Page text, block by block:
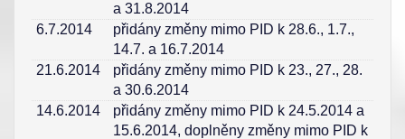
a 31.8.2014
6.7.2014
přidány změny mimo PID k 28.6., 1.7.,
14.7. a 16.7.2014
21.6.2014
přidány změny mimo PID k 23., 27., 28.
a 30.6.2014
14.6.2014
přidány změny mimo PID k 24.5.2014 a
15.6.2014, doplněny změny mimo PID k